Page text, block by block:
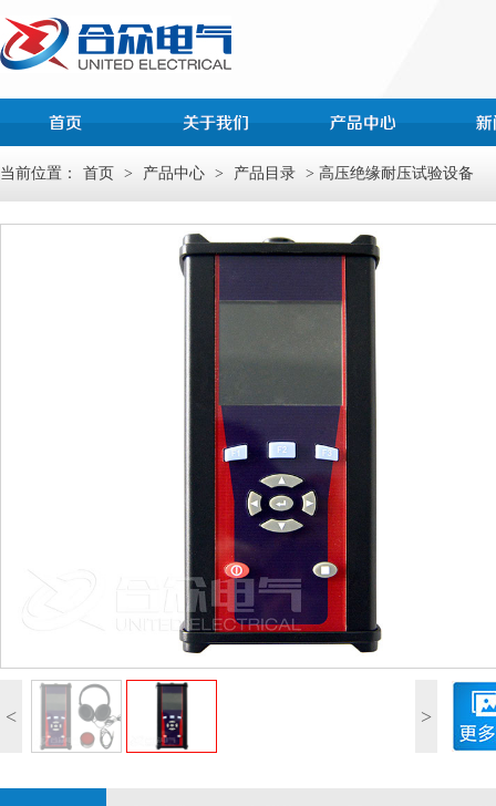
当前位置： 首页 > 产品中心 > 产品目录 > 高压绝缘耐压试验设备
< >